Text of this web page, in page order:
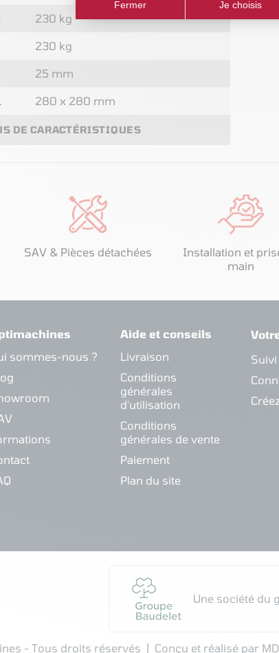
230 kg
230 kg
25 mm
280 x 280 mm
DE CARACTÉRISTIQUES
SAV & Pièces détachées
Installation et
main
sommes-nous ?
Aide et conseils
Livraison
Conditions
générales
d'utilisation
Conditions
générales de vente
Paiement
Plan du site
Une société du
- Tous droits réservés Conçu et réalisé par